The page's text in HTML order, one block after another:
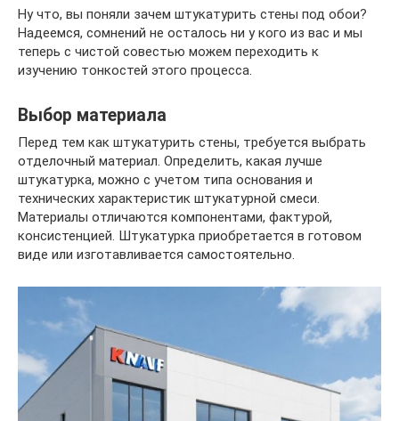
Ну что, вы поняли зачем штукатурить стены под обои?
Надеемся, сомнений не осталось ни у кого из вас и мы
теперь с чистой совестью можем переходить к
изучению тонкостей этого процесса.
Выбор материала
Перед тем как штукатурить стены, требуется выбрать
отделочный материал. Определить, какая лучше
штукатурка, можно с учетом типа основания и
технических характеристик штукатурной смеси.
Материалы отличаются компонентами, фактурой,
консистенцией. Штукатурка приобретается в готовом
виде или изготавливается самостоятельно.